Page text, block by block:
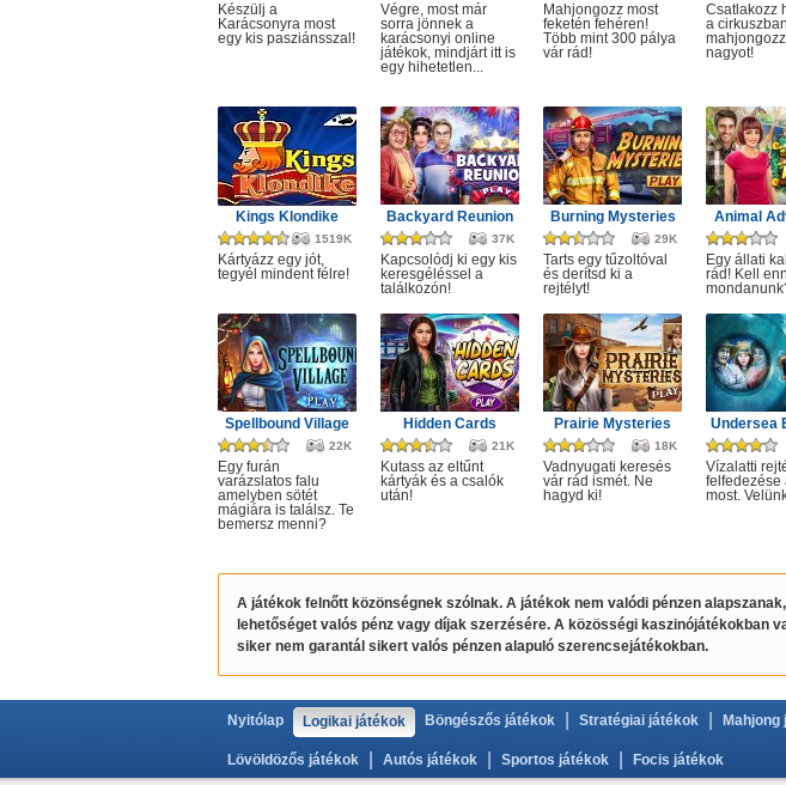
Készülj a
Karácsonyra most
egy kis pasziánsszal!
Végre, most már
sorra jönnek a
karácsonyi online
játékok, mindjárt itt is
egy hihetetlen...
Mahjongozz most
feketén fehéren!
Több mint 300 pálya
vár rád!
Csatlakozz
a
nagyot!
Kings Klondike
1519K
Kártyázz egy jót,
tegyél mindent félre!
Backyard Reunion
37K
Kapcsolódj ki egy kis
keresgéléssel a
találkozón!
Burning Mysteries
29K
Tarts egy tűzoltóval
és derítsd ki a
rejtélyt!
Animal
Egy állati
rád! Kell
Spellbound Village
22K
Egy furán
varázslatos falu
amelyben sötét
mágiára is találsz. Te
bemersz menni?
Hidden Cards
21K
Kutass az eltűnt
kártyák és a csalók
után!
Prairie Mysteries
18K
Vadnyugati keresés
vár rád ismét. Ne
hagyd ki!
Undersea
Vízalatti
felfedezése
most.
A játékok felnőtt közönségnek szólnak. A játékok nem valódi pénzen
lehetőséget valós pénz vagy díjak szerzésére. A közösségi kaszinójátékokban
siker nem garantál sikert valós pénzen alapuló szerencsejátékokban.
Nyitólap Logikai játékok Böngészős játékok Stratégiai játékok Mahjong
Lövöldözős játékok Autós játékok Sportos játékok Focis játékok